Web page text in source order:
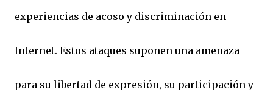
experiencias de acoso y discriminación en
Internet. Estos ataques suponen una amenaza
para su libertad de expresión, su participación y